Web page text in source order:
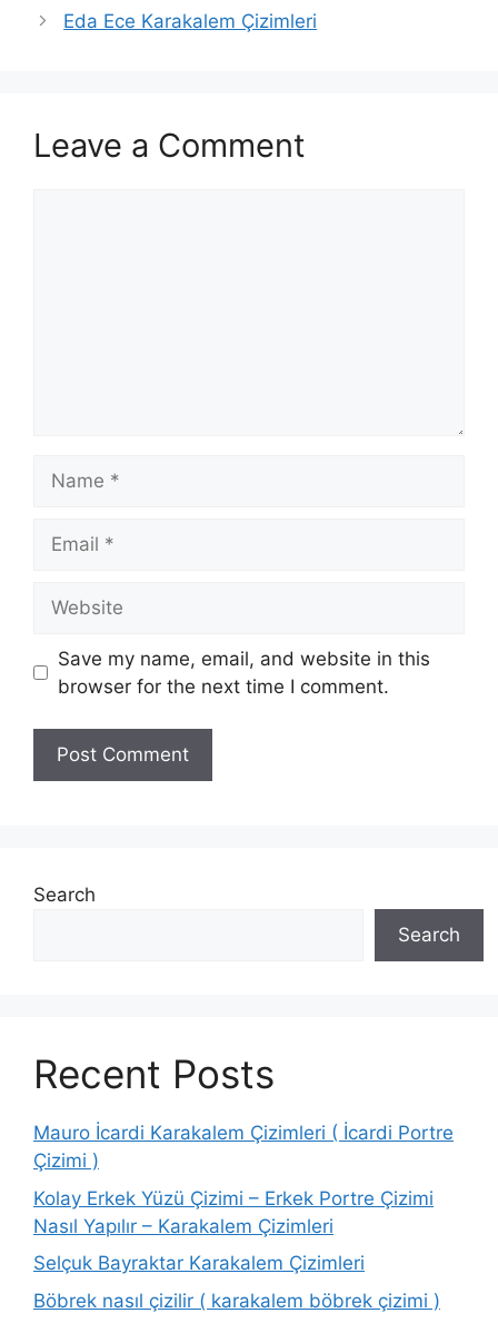
Eda Ece Karakalem Çizimleri
Leave a Comment
Save my name, email, and website in this
browser for the next time I comment.
Search
Search
Recent Posts
Mauro İcardi Karakalem Çizimleri ( İcardi Portre
Çizimi )
Kolay Erkek Yüzü Çizimi – Erkek Portre Çizimi
Nasıl Yapılır – Karakalem Çizimleri
Selçuk Bayraktar Karakalem Çizimleri
Böbrek nasıl çizilir ( karakalem böbrek çizimi )